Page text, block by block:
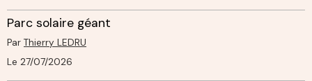
Parc solaire géant
Par Thierry LEDRU
Le 27/07/2026